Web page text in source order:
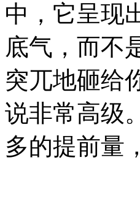
中，它呈现
底气，而不
突兀地砸给
说非常高级
多的提前量